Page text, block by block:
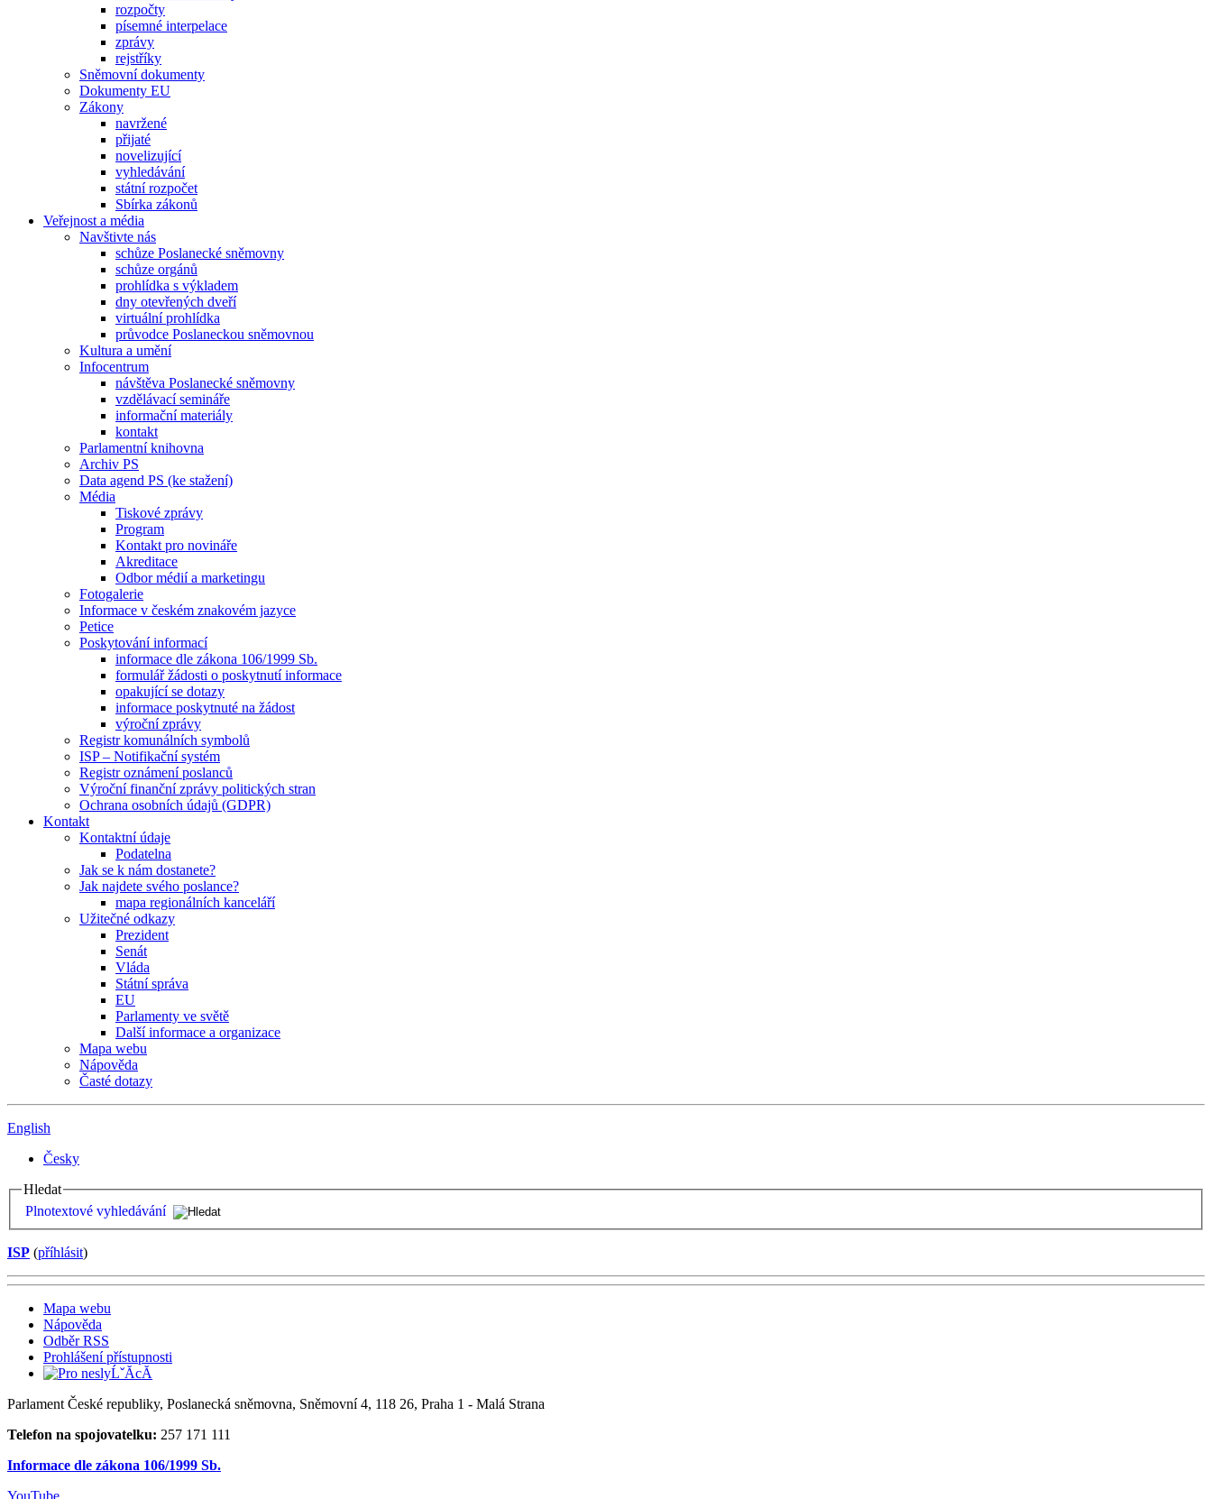
rozpočty
písemné interpelace
zprávy
rejstříky
Sněmovní dokumenty
Dokumenty EU
Zákony
navržené
přijaté
novelizující
vyhledávání
státní rozpočet
Sbírka zákonů
Veřejnost a média
Navštivte nás
schůze Poslanecké sněmovny
schůze orgánů
prohlídka s výkladem
dny otevřených dveří
virtuální prohlídka
průvodce Poslaneckou sněmovnou
Kultura a umění
Infocentrum
návštěva Poslanecké sněmovny
vzdělávací semináře
informační materiály
kontakt
Parlamentní knihovna
Archiv PS
Data agend PS (ke stažení)
Média
Tiskové zprávy
Program
Kontakt pro novináře
Akreditace
Odbor médií a marketingu
Fotogalerie
Informace v českém znakovém jazyce
Petice
Poskytování informací
informace dle zákona 106/1999 Sb.
formulář žádosti o poskytnutí informace
opakující se dotazy
informace poskytnuté na žádost
výroční zprávy
Registr komunálních symbolů
ISP – Notifikační systém
Registr oznámení poslanců
Výroční finanční zprávy politických stran
Ochrana osobních údajů (GDPR)
Kontakt
Kontaktní údaje
Podatelna
Jak se k nám dostanete?
Jak najdete svého poslance?
mapa regionálních kanceláří
Užitečné odkazy
Prezident
Senát
Vláda
Státní správa
EU
Parlamenty ve světě
Další informace a organizace
Mapa webu
Nápověda
Časté dotazy
English
Česky
Hledat
Plnotextové vyhledávání
ISP (příhlásit)
Mapa webu
Nápověda
Odběr RSS
Prohlášení přístupnosti
Parlament České republiky, Poslanecká sněmovna, Sněmovní 4, 118 26, Praha 1 - Malá Strana
Telefon na spojovatelku: 257 171 111
Informace dle zákona 106/1999 Sb.
YouTube